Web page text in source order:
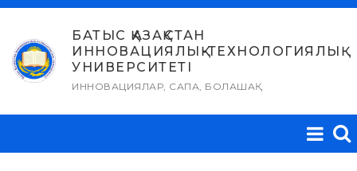
Skip
content
БАТЫС ҚАЗАҚСТАН
ИННОВАЦИЯЛЫҚ-ТЕХНОЛОГИЯЛЫҚ
УНИВЕРСИТЕТІ
ИННОВАЦИЯЛАР, САПА, БОЛАШАҚ